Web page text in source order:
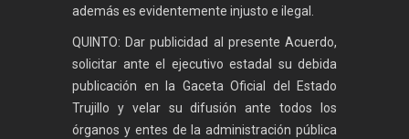
además es evidentemente injusto e ilegal.
QUINTO: Dar publicidad al presente Acuerdo,
solicitar ante el ejecutivo estadal su debida
publicación en la Gaceta Oficial del Estado
Trujillo y velar su difusión ante todos los
órganos y entes de la administración pública